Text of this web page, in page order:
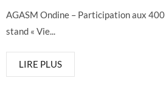
AGASM Ondine – Participation aux
stand « Vie...
LIRE PLUS